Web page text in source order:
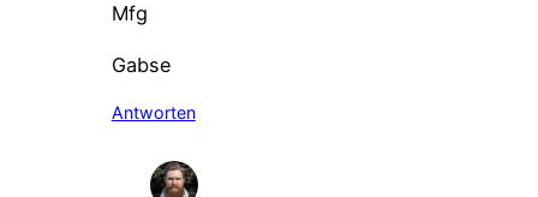
Mfg
Gabse
Antworten